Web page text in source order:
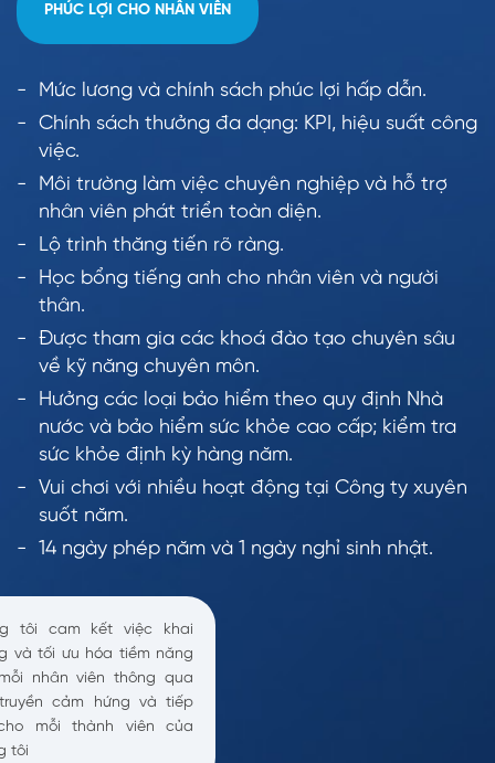
PHÚC LỢI CHO NHÂN VIÊN
Mức lương và chính sách phúc lợi hấp dẫn.
Chính sách thưởng đa dạng: KPI, hiệu suất công
việc.
Môi trường làm việc chuyên nghiệp và hỗ trợ
nhân viên phát triển toàn diện.
Lộ trình thăng tiến rõ ràng.
Học bổng tiếng anh cho nhân viên và người
thân.
Được tham gia các khoá đào tạo chuyên sâu
về kỹ năng chuyên môn.
Hưởng các loại bảo hiểm theo quy định Nhà
nước và bảo hiểm sức khỏe cao cấp; kiểm tra
sức khỏe định kỳ hàng năm.
Vui chơi với nhiều hoạt động tại Công ty xuyên
suốt năm.
14 ngày phép năm và 1 ngày nghỉ sinh nhật.
tôi cam kết việc khai
và tối ưu hóa tiềm năng
nhân viên thông qua
cảm hứng và tiếp
mỗi thành viên của
tôi